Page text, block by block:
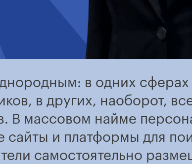
в одних сферах
в других, наоборот,
В массовом найме
и платформы для
самостоятельно